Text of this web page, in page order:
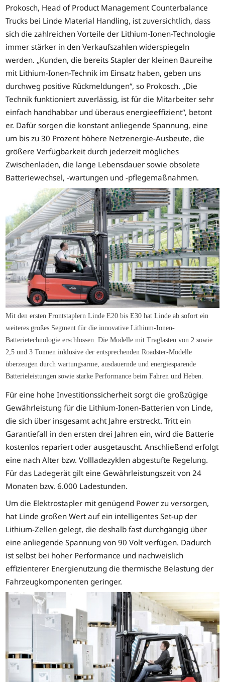
Prokosch, Head of Product Management Counterbalance
Trucks bei Linde Material Handling, ist zuversichtlich, dass
sich die zahlreichen Vorteile der Lithium-Ionen-Technologie
immer stärker in den Verkaufszahlen widerspiegeln
werden. „Kunden, die bereits Stapler der kleinen Baureihe
mit Lithium-Ionen-Technik im Einsatz haben, geben uns
durchweg positive Rückmeldungen“, so Prokosch. „Die
Technik funktioniert zuverlässig, ist für die Mitarbeiter sehr
einfach handhabbar und überaus energieeffizient“, betont
er. Dafür sorgen die konstant anliegende Spannung, eine
um bis zu 30 Prozent höhere Netzenergie-Ausbeute, die
größere Verfügbarkeit durch jederzeit mögliches
Zwischenladen, die lange Lebensdauer sowie obsolete
Batteriewechsel, -wartungen und -pflegemaßnahmen.
Mit den ersten Frontstaplern Linde E20 bis E30 hat Linde ab sofort ein
weiteres großes Segment für die innovative Lithium-Ionen-
Batterietechnologie erschlossen. Die Modelle mit Traglasten von 2 sowie
2,5 und 3 Tonnen inklusive der entsprechenden Roadster-Modelle
überzeugen durch wartungsarme, ausdauernde und energiesparende
Batterieleistungen sowie starke Performance beim Fahren und Heben.
Für eine hohe Investitionssicherheit sorgt die großzügige
Gewährleistung für die Lithium-Ionen-Batterien von Linde,
die sich über insgesamt acht Jahre erstreckt. Tritt ein
Garantiefall in den ersten drei Jahren ein, wird die Batterie
kostenlos repariert oder ausgetauscht. Anschließend erfolgt
eine nach Alter bzw. Vollladezyklen abgestufte Regelung.
Für das Ladegerät gilt eine Gewährleistungszeit von 24
Monaten bzw. 6.000 Ladestunden.
Um die Elektrostapler mit genügend Power zu versorgen,
hat Linde großen Wert auf ein intelligentes Set-up der
Lithium-Zellen gelegt, die deshalb fast durchgängig über
eine anliegende Spannung von 90 Volt verfügen. Dadurch
ist selbst bei hoher Performance und nachweislich
effizienterer Energienutzung die thermische Belastung der
Fahrzeugkomponenten geringer.